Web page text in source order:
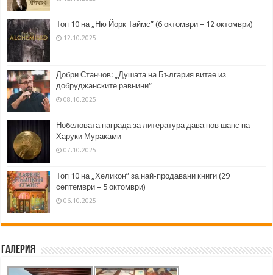
Топ 10 на „Ню Йорк Таймс” (6 октомври – 12 октомври)
12.10.2025
Добри Станчов: „Душата на България витае из
добруджанските равнини“
08.10.2025
Нобеловата награда за литература дава нов шанс на
Харуки Мураками
07.10.2025
Топ 10 на „Хеликон” за най-продавани книги (29
септември – 5 октомври)
06.10.2025
Галерия